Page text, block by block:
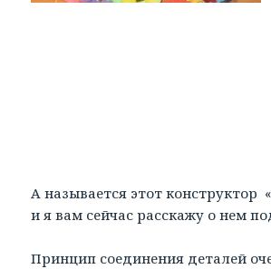
А называется этот конструктор
и я вам сейчас расскажу о нем
Принцип соединения деталей